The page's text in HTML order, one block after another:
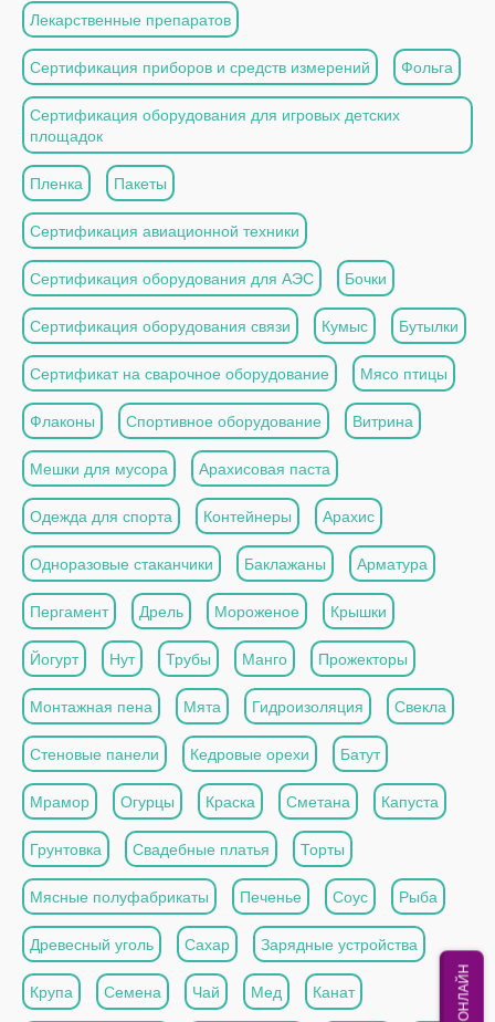
Лекарственные препаратов
Сертификация приборов и средств измерений Фольга
Сертификация оборудования для игровых детских
площадок
Пленка Пакеты
Сертификация авиационной техники
Сертификация оборудования для АЭС Бочки
Сертификация оборудования связи Кумыс Бутылки
Сертификат на сварочное оборудование Мясо птицы
Флаконы Спортивное оборудование Витрина
Мешки для мусора Арахисовая паста
Одежда для спорта Контейнеры Арахис
Одноразовые стаканчики Баклажаны Арматура
Пергамент Дрель Мороженое Крышки
Йогурт Нут Трубы Манго Прожекторы
Монтажная пена Мята Гидроизоляция Свекла
Стеновые панели Кедровые орехи Батут
Мрамор Огурцы Краска Сметана Капуста
Грунтовка Свадебные платья Торты
Мясные полуфабрикаты Печенье Соус Рыба
Древесный уголь Сахар Зарядные устройства
Крупа Семена Чай Мед Канат